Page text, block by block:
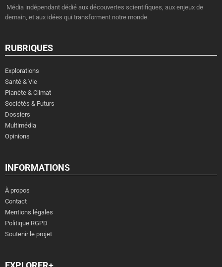
Média indépendant dédié aux découvertes scientifiques, aux enjeux de
demain, et aux idées qui transforment notre monde.
RUBRIQUES
Explorations
Santé & Vie
Planète & Climat
Sociétés & Futurs
Dossiers
Multimédia
Opinions
INFORMATIONS
À propos
Contact
Mentions légales
Politique RGPD
Soutenir le projet